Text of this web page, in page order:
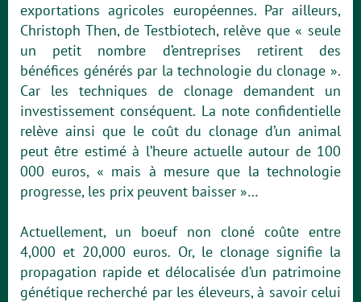
exportations agricoles européennes. Par ailleurs,
Christoph Then, de Testbiotech, relève que « seule
un petit nombre d’entreprises retirent des
bénéfices générés par la technologie du clonage ».
Car les techniques de clonage demandent un
investissement conséquent. La note confidentielle
relève ainsi que le coût du clonage d’un animal
peut être estimé à l’heure actuelle autour de 100
000 euros, « mais à mesure que la technologie
progresse, les prix peuvent baisser »…
Actuellement, un boeuf non cloné coûte entre
4,000 et 20,000 euros. Or, le clonage signifie la
propagation rapide et délocalisée d’un patrimoine
génétique recherché par les éleveurs, à savoir celui